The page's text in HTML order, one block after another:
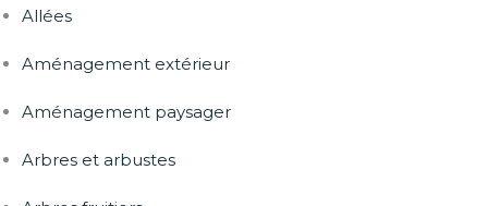
Allées
Aménagement extérieur
Aménagement paysager
Arbres et arbustes